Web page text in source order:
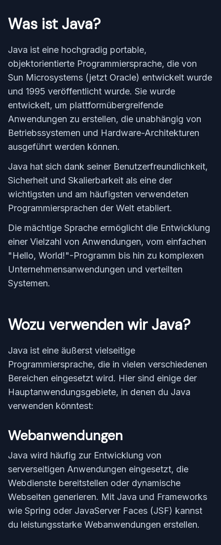
Was ist Java?
Java ist eine hochgradig portable,
objektorientierte Programmiersprache, die von
Sun Microsystems (jetzt Oracle) entwickelt wurde
und 1995 veröffentlicht wurde. Sie wurde
entwickelt, um plattformübergreifende
Anwendungen zu erstellen, die unabhängig von
Betriebssystemen und Hardware-Architekturen
ausgeführt werden können.
Java hat sich dank seiner Benutzerfreundlichkeit,
Sicherheit und Skalierbarkeit als eine der
wichtigsten und am häufigsten verwendeten
Programmiersprachen der Welt etabliert.
Die mächtige Sprache ermöglicht die Entwicklung
einer Vielzahl von Anwendungen, vom einfachen
"Hello, World!"-Programm bis hin zu komplexen
Unternehmensanwendungen und verteilten
Systemen.
Wozu verwenden wir Java?
Java ist eine äußerst vielseitige
Programmiersprache, die in vielen verschiedenen
Bereichen eingesetzt wird. Hier sind einige der
Hauptanwendungsgebiete, in denen du Java
verwenden könntest:
Webanwendungen
Java wird häufig zur Entwicklung von
serverseitigen Anwendungen eingesetzt, die
Webdienste bereitstellen oder dynamische
Webseiten generieren. Mit Java und Frameworks
wie Spring oder JavaServer Faces (JSF) kannst
du leistungsstarke Webanwendungen erstellen.